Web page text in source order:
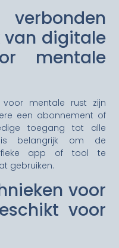
van digitale
mentale
voor mentale rust zijn
een abonnement of
toegang tot alle
belangrijk om de
app of tool te
gebruiken.
voor
voor